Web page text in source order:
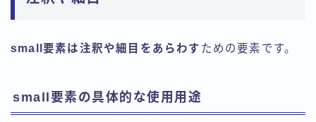
small要素は注釈や細目をあらわす ための要素です。
small要素の具体的な使用用途